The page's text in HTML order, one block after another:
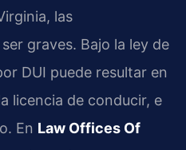
las
graves. Bajo la ley de
DUI puede resultar en
licencia de conducir, e
En Law Offices Of